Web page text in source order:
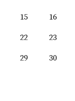
15
16
22
23
29
30